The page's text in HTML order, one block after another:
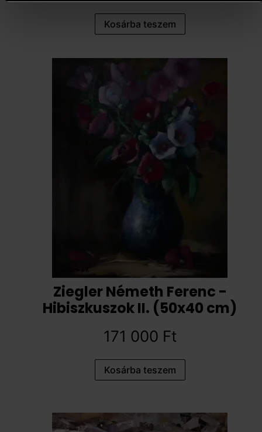
Kosárba teszem
Ziegler Németh Ferenc -
Hibiszkuszok II. (50x40 cm)
171 000 Ft
Kosárba teszem